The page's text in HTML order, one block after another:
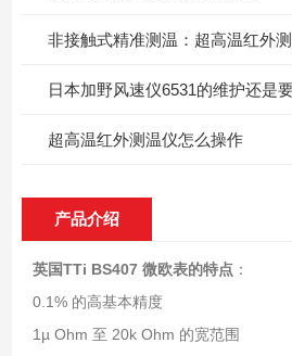
日本加野风速仪6531的维护还是
超高温红外测温仪怎么操作
产品介绍
英国TTi BS407 微欧表的特点：
0.1% 的高基本精度
1µ Ohm 至 20k Ohm 的宽范围